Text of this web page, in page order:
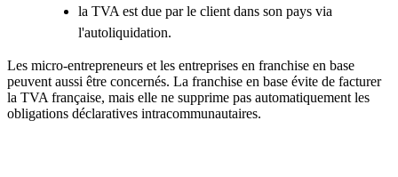
la TVA est due par le client dans son pays via
l'autoliquidation.
Les micro-entrepreneurs et les entreprises en franchise en base
peuvent aussi être concernés. La franchise en base évite de facturer
la TVA française, mais elle ne supprime pas automatiquement les
obligations déclaratives intracommunautaires.